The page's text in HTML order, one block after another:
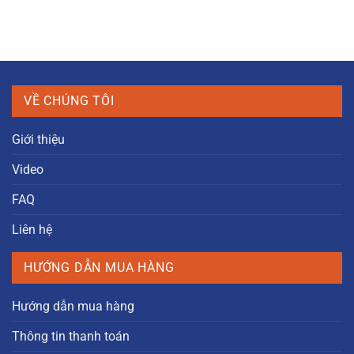
VỀ CHÚNG TÔI
Giới thiệu
Video
FAQ
Liên hệ
HƯỚNG DẪN MUA HÀNG
Hướng dẫn mua hàng
Thông tin thanh toán